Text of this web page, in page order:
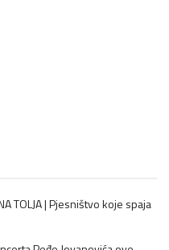
TOLJA | Pjesništvo koje spaja